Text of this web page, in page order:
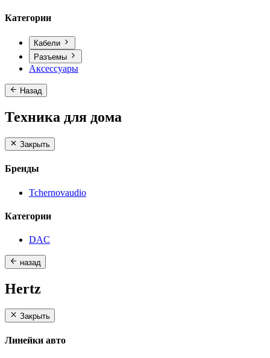
Категории
Кабели
Разъемы
Аксессуары
Назад
Техника для дома
Закрыть
Бренды
Tchernovaudio
Категории
DAC
назад
Hertz
Закрыть
Линейки авто